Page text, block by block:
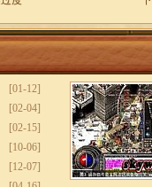
[01-12]
[02-04]
[02-15]
[10-06]
[12-07]